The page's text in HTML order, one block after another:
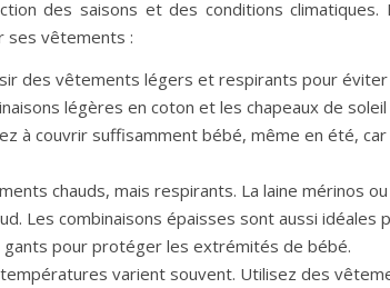
des saisons et des conditions climatiques.
ses vêtements :
des vêtements légers et respirants pour
légères en coton et les chapeaux de
à couvrir suffisamment bébé, même en été,
chauds, mais respirants. La laine mérinos
Les combinaisons épaisses sont aussi idéales
gants pour protéger les extrémités de bébé.
varient souvent. Utilisez des